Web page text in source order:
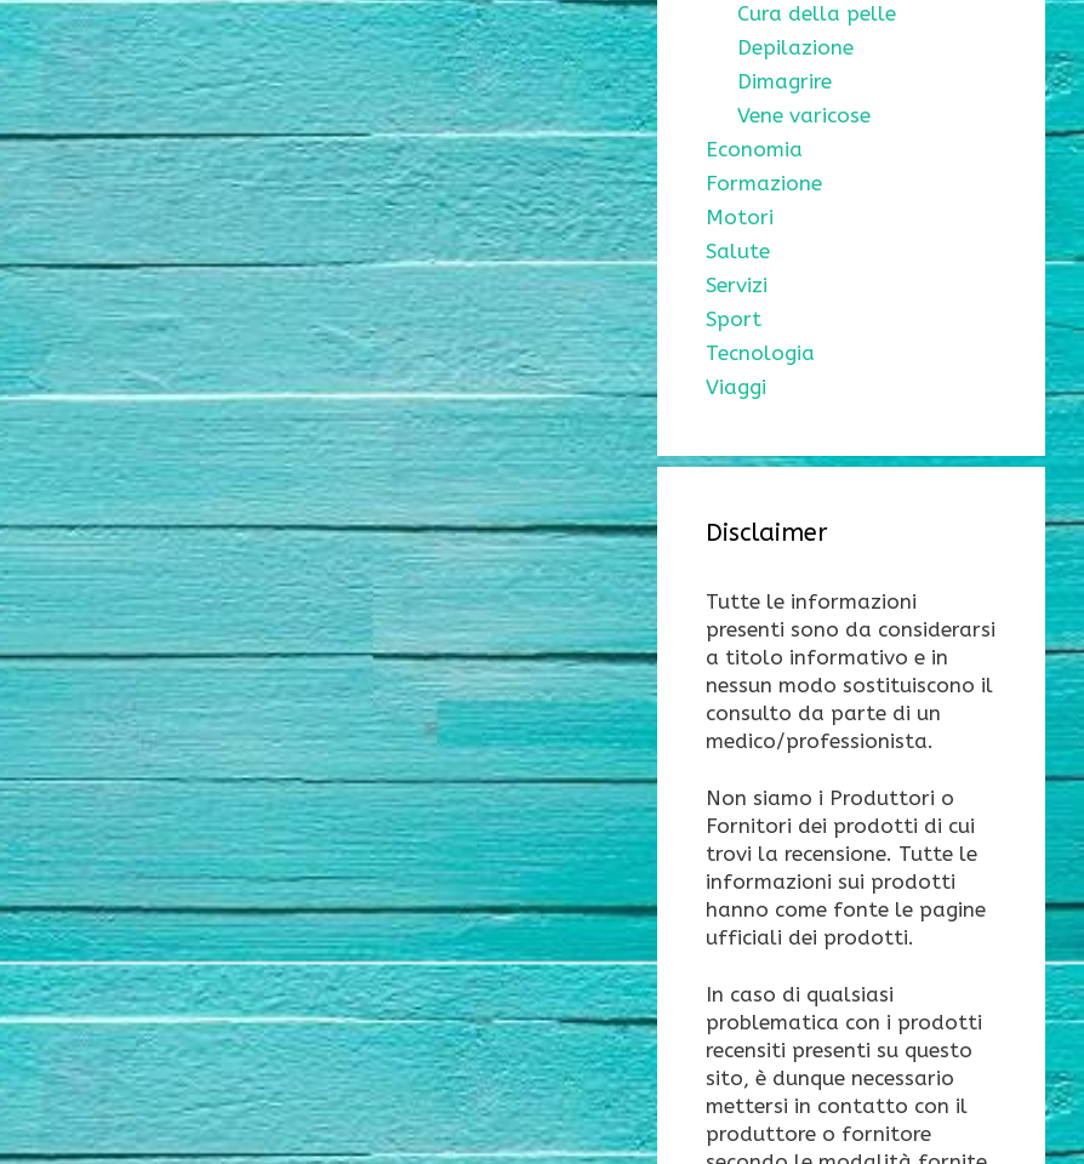
Cura della pelle
Depilazione
Dimagrire
Vene varicose
Economia
Formazione
Motori
Salute
Servizi
Sport
Tecnologia
Viaggi
Disclaimer
Tutte le informazioni
presenti sono da considerarsi
a titolo informativo e in
nessun modo sostituiscono il
consulto da parte di un
medico/professionista.
Non siamo i Produttori o
Fornitori dei prodotti di cui
trovi la recensione. Tutte le
informazioni sui prodotti
hanno come fonte le pagine
ufficiali dei prodotti.
In caso di qualsiasi
problematica con i prodotti
recensiti presenti su questo
sito, è dunque necessario
mettersi in contatto con il
produttore o fornitore